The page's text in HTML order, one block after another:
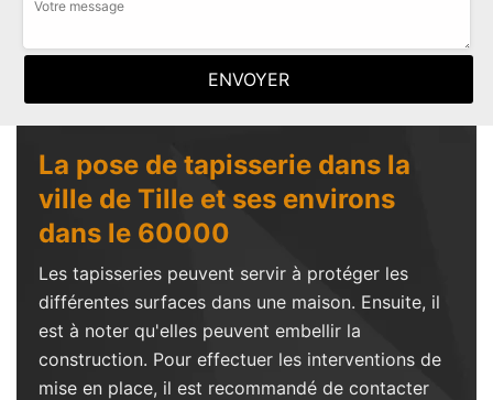
La pose de tapisserie dans la
ville de Tille et ses environs
dans le 60000
Les tapisseries peuvent servir à protéger les
différentes surfaces dans une maison. Ensuite, il
est à noter qu'elles peuvent embellir la
construction. Pour effectuer les interventions de
mise en place, il est recommandé de contacter